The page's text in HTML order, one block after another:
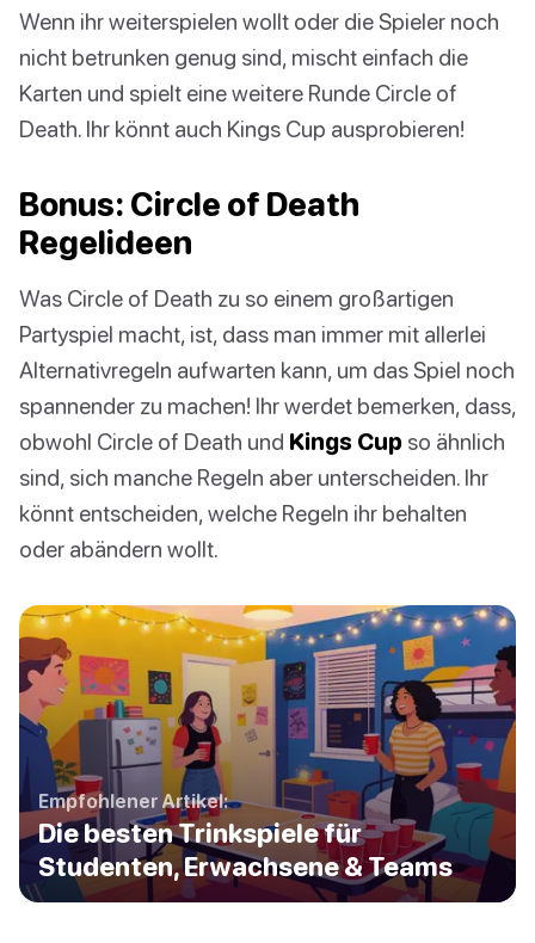
Wenn ihr weiterspielen wollt oder die Spieler noch
nicht betrunken genug sind, mischt einfach die
Karten und spielt eine weitere Runde Circle of
Death. Ihr könnt auch Kings Cup ausprobieren!
Bonus: Circle of Death
Regelideen
Was Circle of Death zu so einem großartigen
Partyspiel macht, ist, dass man immer mit allerlei
Alternativregeln aufwarten kann, um das Spiel noch
spannender zu machen! Ihr werdet bemerken, dass,
obwohl Circle of Death und Kings Cup so ähnlich
sind, sich manche Regeln aber unterscheiden. Ihr
könnt entscheiden, welche Regeln ihr behalten
oder abändern wollt.
Empfohlener Artikel:
Die besten Trinkspiele für
Studenten, Erwachsene & Teams